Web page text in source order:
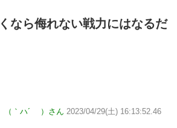
なら侮れない戦力にはなるだ
（｀ハ´ ）さん 2023/04/29(土) 16:13:52.46